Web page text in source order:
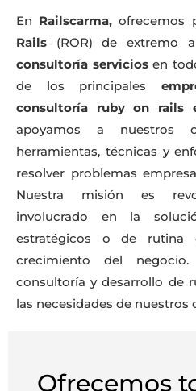
En Railscarma, ofrecemos
Rails (ROR) de extremo
consultoría serviciosen
de los principales
consultoría ruby on rails
apoyamos a nuestros
herramientas, técnicas y
resolver problemas
Nuestra misión es
involucrado en la
estratégicos o de
crecimiento del
consultoría y desarrollo de
las necesidades de nuestros
Ofrecemos